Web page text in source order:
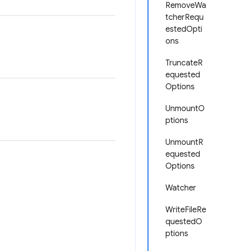
RemoveWa
tcherRequ
estedOpti
ons
TruncateR
equested
Options
UnmountO
ptions
UnmountR
equested
Options
Watcher
WriteFileRe
questedO
ptions